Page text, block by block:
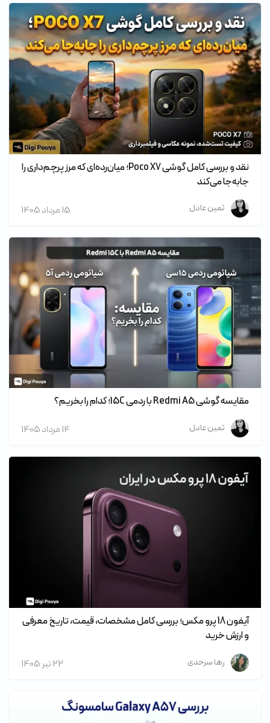
نقد و بررسی کامل گوشی Poco X7؛ میان‌رده‌ای که مرز پرچم‌داری را
جابه‌جا می‌کند
ثمین عادل 15 مرداد 1405
مقایسه گوشی Redmi A5 با ردمی 15C؛ کدام را بخریم؟
ثمین عادل 14 مرداد 1405
آیفون 18 پرو مکس؛ بررسی کامل مشخصات، قیمت، تاریخ معرفی
و ارزش خرید
رها سرحدی 22 تير 1405